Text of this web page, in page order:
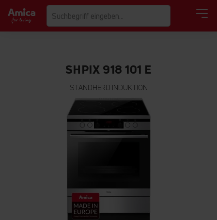
SHPIX 918 101 E
STANDHERD INDUKTION